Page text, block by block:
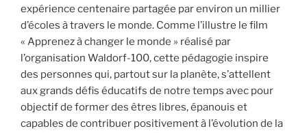
expérience centenaire partagée par environ un millier
d’écoles à travers le monde. Comme l’illustre le film
« Apprenez à changer le monde » réalisé par
l’organisation Waldorf-100, cette pédagogie inspire
des personnes qui, partout sur la planète, s’attellent
aux grands défis éducatifs de notre temps avec pour
objectif de former des êtres libres, épanouis et
capables de contribuer positivement à l’évolution de la